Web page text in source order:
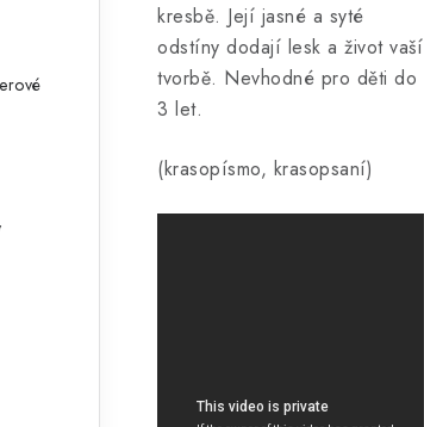
kresbě. Její jasné a syté
odstíny dodají lesk a život vaší
tvorbě. Nevhodné pro děti do
3 let.
(krasopísmo, krasopsaní)